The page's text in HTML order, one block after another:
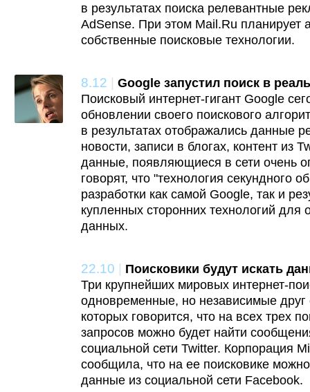
в результатах поиска релевантные
AdSense. При этом Mail.Ru планирует
собственные поисковые технологии.
8.12 | Google запустил поиск в
Поисковый интернет-гигант Google
обновлении своего поискового
в результатах отображались данные
новости, записи в блогах, контент из
данные, появляющиеся в сети очень
говорят, что "технология секундного
разработки как самой Google, так и
купленных сторонних технологий для
данных.
22.10 | Поисковики будут искать
Три крупнейших мировых интернет-
одновременные, но независимые друг
которых говорится, что на всех трех
запросов можно будет найти
социальной сети Twitter. Корпорация
сообщила, что на ее поисковике
данные из социальной сети Facebook.